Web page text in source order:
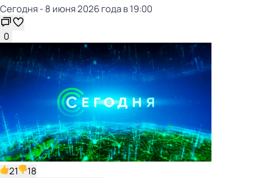
Сегодня - 8 июня 2026 года в 19:00
0
21
18